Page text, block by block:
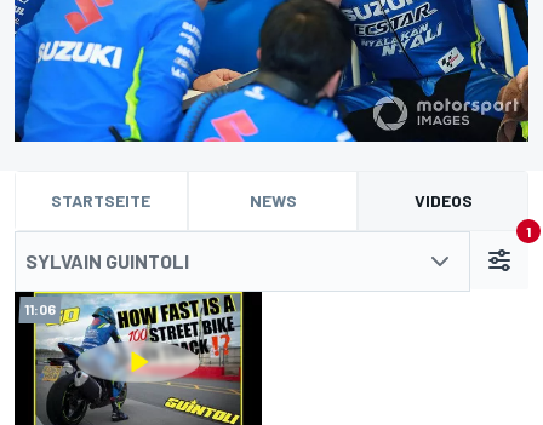
STARTSEITE NEWS VIDEOS
SYLVAIN GUINTOLI
1
11:06